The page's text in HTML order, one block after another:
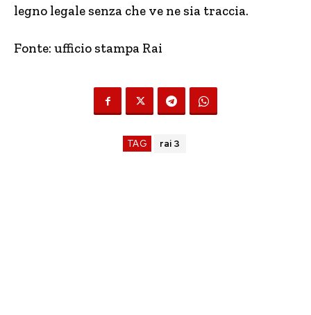
legno legale senza che ve ne sia traccia.
Fonte: ufficio stampa Rai
TAG rai 3